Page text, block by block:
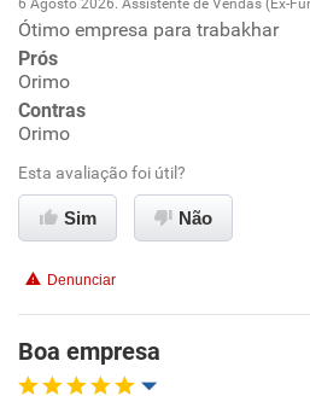
Oportunidade de promoção
Ambiente de trabalho
Benefícios
Recomenda esta empresa
Recomenda a diretoria
6 Agosto 2026. Assistente de Vendas (Ex-
Ótimo empresa para trabakhar
Prós
Orimo
Contras
Orimo
Esta avaliação foi útil?
Sim Não
Denunciar
Boa empresa